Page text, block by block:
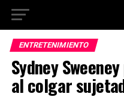
ENTRETENIMIENTO
Sydney
al colgar